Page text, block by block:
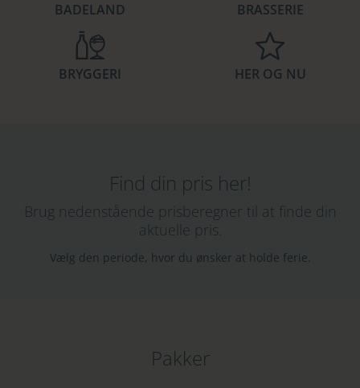
BADELAND BRASSERIE
BRYGGERI HER OG NU
Find din pris her!
Brug nedenstående prisberegner til at finde din
aktuelle pris.
Vælg den periode, hvor du ønsker at holde ferie.
Pakker